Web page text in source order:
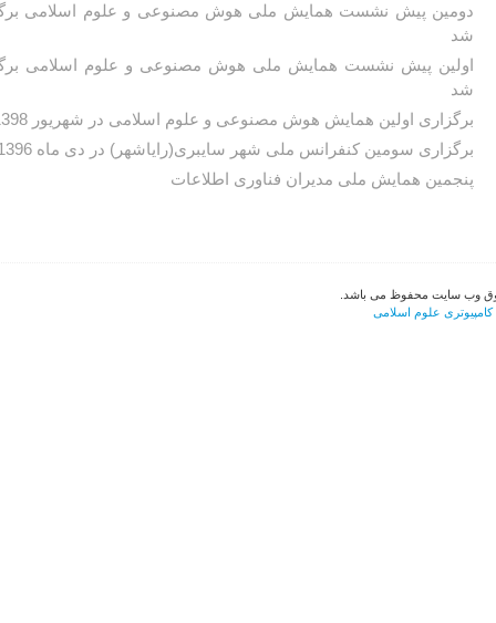
دومین پیش نشست همایش ملی هوش مصنوعی و علوم اسلامی
شد
اولین پیش نشست همایش ملی هوش مصنوعی و علوم اسلامی
شد
برگزاری اولین همایش هوش مصنوعی و علوم اسلامی در شهریور 1398
برگزاری سومین کنفرانس ملی شهر سایبری(رایاشهر) در دی ماه 1396
پنجمین همایش ملی مدیران فناوری اطلاعات
علوم اسلامی